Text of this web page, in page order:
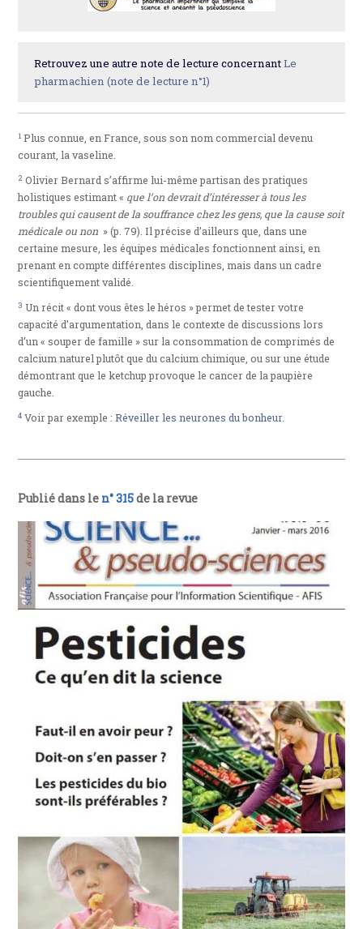
Retrouvez une autre note de lecture concernantLe
pharmachien (note de lecture n°1)
1 Plus connue, en France, sous son nom commercial devenu
courant, la vaseline.
2 Olivier Bernard s’affirme lui-même partisan des pratiques
holistiques estimant « que l’on devrait d’intéresser à tous les
troubles qui causent de la souffrance chez les gens, que la cause soit
médicale ou non » (p. 79). Il précise d’ailleurs que, dans une
certaine mesure, les équipes médicales fonctionnent ainsi, en
prenant en compte différentes disciplines, mais dans un cadre
scientifiquement validé.
3 Un récit « dont vous êtes le héros » permet de tester votre
capacité d’argumentation, dans le contexte de discussions lors
d’un « souper de famille » sur la consommation de comprimés de
calcium naturel plutôt que du calcium chimique, ou sur une étude
démontrant que le ketchup provoque le cancer de la paupière
gauche.
4 Voir par exemple :Réveiller les neurones du bonheur.
Publié dans le n° 315de la revue